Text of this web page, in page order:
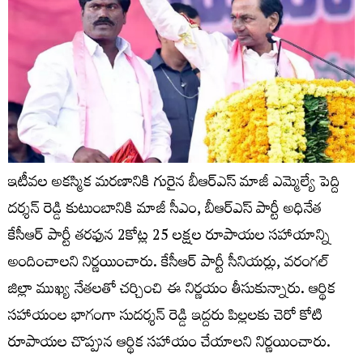
ఇటీవల అకస్మిక మరణానికి గురైన బీఆర్ఎస్ మాజీ ఎమ్మెల్యే పెద్ది
దర్శన్ రెడ్డి కుటుంబానికి మాజీ సీఎం, బీఆర్ఎస్ పార్టీ అధినేత
కేసీఆర్ పార్టీ తరఫున 2కోట్ల 25 లక్షల రూపాయల సహాయాన్ని
అందించాలని నిర్ణయించారు. కేసీఆర్ పార్టీ సీనియర్లు, వరంగల్
జిల్లా ముఖ్య నేతలతో చర్చించి ఈ నిర్ణయం తీసుకున్నారు. ఆర్థిక
సహాయంల భాగంగా సుదర్శన్ రెడ్డి ఇద్దరు పిల్లలకు చెరో కోటి
రూపాయల చొప్పున ఆర్థిక సహాయం చేయాలని నిర్ణయించారు.